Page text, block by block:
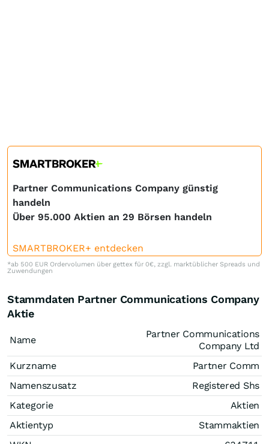
Partner Communications Company günstig
handeln
Über 95.000 Aktien an 29 Börsen handeln
SMARTBROKER+ entdecken
*ab 500 EUR Ordervolumen über gettex für 0€, zzgl. marktüblicher Spreads und
Zuwendungen
Stammdaten Partner Communications Company
Aktie
Name
Partner Communications
Company Ltd
Kurzname
Partner Comm
Namenszusatz
Registered Shs
Kategorie
Aktien
Aktientyp
Stammaktien